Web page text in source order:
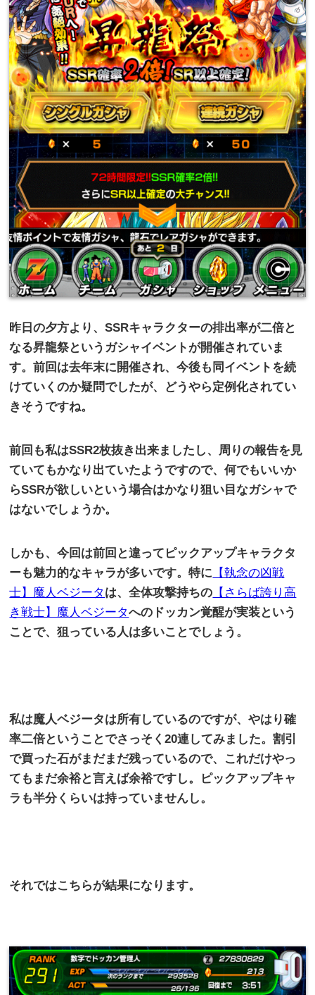
昨日の夕方より、SSRキャラクターの排出率が二倍と
なる昇龍祭というガシャイベントが開催されていま
す。前回は去年末に開催され、今後も同イベントを続
けていくのか疑問でしたが、どうやら定例化されてい
きそうですね。
前回も私はSSR2枚抜き出来ましたし、周りの報告を見
ていてもかなり出ていたようですので、何でもいいか
らSSRが欲しいという場合はかなり狙い目なガシャで
はないでしょうか。
しかも、今回は前回と違ってピックアップキャラクタ
ーも魅力的なキャラが多いです。特に 【執念の凶戦
士】魔人ベジータ は、全体攻撃持ちの 【さらば誇り高
き戦士】魔人ベジータへのドッカン覚醒が実装という
ことで、狙っている人は多いことでしょう。
私は魔人ベジータは所有しているのですが、やはり確
率二倍ということでさっそく20連してみました。割引
で買った石がまだまだ残っているので、これだけやっ
てもまだ余裕と言えば余裕ですし。ピックアップキャ
ラも半分くらいは持っていませんし。
それではこちらが結果になります。